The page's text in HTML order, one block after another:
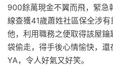
900餘萬現金不翼而飛，緊急
線查獲41歲蕭姓社區保全涉
他，利用職務之便取得該屋
袋偷走，得手後心情愉快，
YA，令人好氣又好笑。